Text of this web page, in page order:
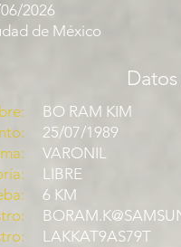
2026
de México
BO RAM KIM
25/07/1989
VARONIL
LIBRE
6 KM
LAKKAT9AS79T